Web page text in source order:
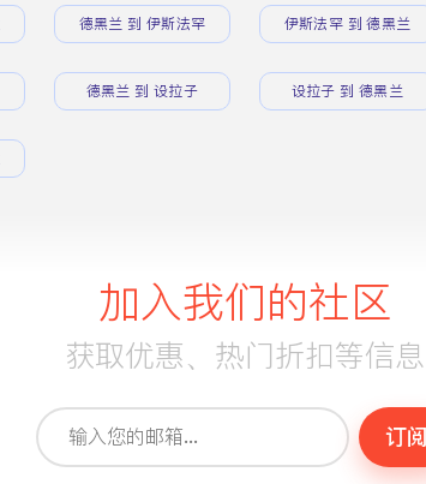
德黑兰 到 伊斯法罕 伊斯法罕 到 德黑兰
德黑兰 到 设拉子 设拉子 到 德黑兰
加入我们的社区
获取优惠、热门折扣等信息
订阅